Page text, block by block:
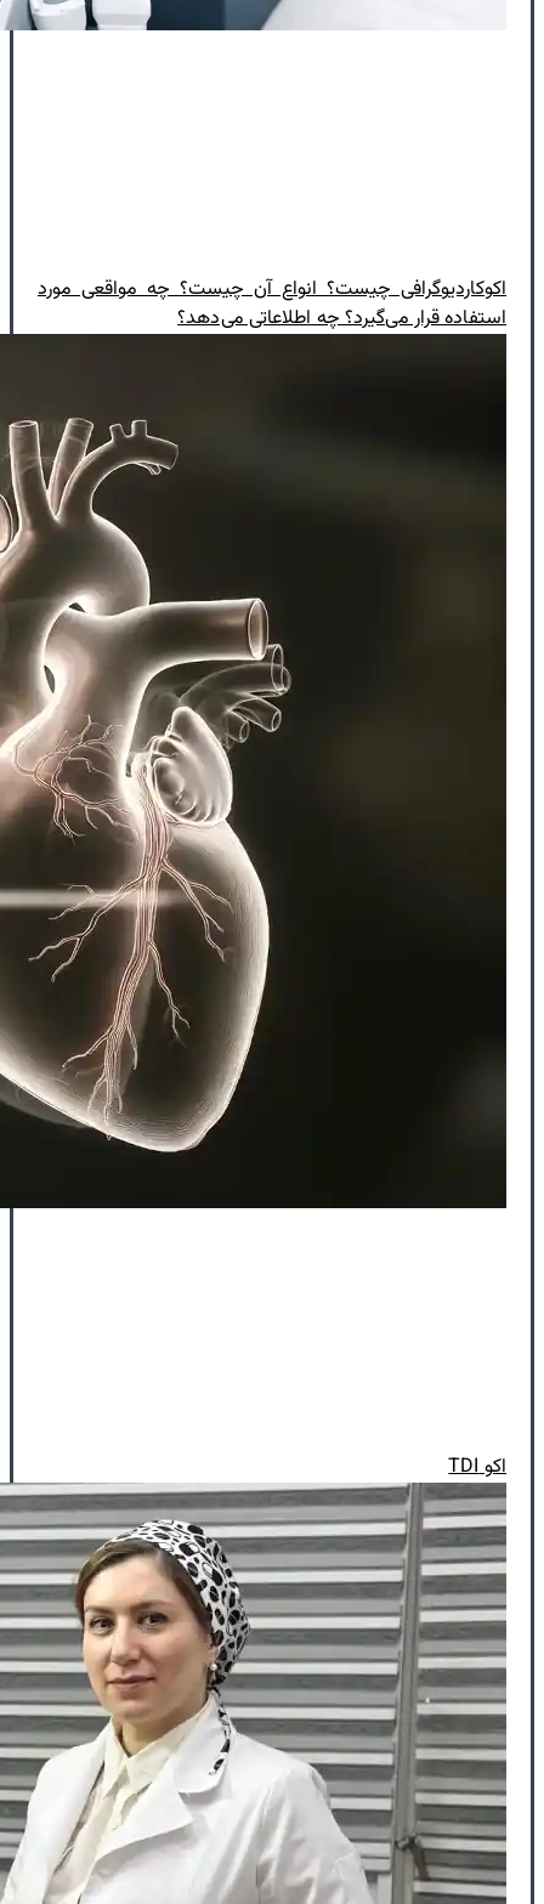
اکوکاردیوگرافی چیست؟ انواع آن چیست؟ چه مواقعی مورد
استفاده قرار می‌گیرد؟ چه اطلاعاتی می‌دهد؟
اکو TDI